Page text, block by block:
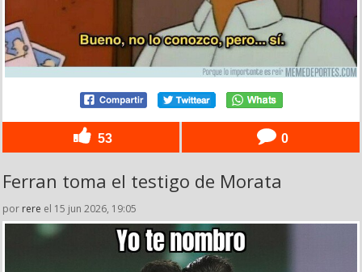
53 0
Ferran toma el testigo de Morata
por rere el 15 jun 2026, 19:05